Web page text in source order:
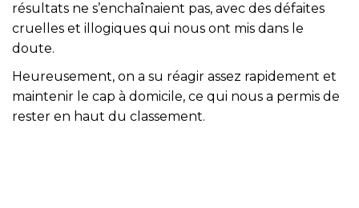
résultats ne s’enchaînaient pas, avec des défaites
cruelles et illogiques qui nous ont mis dans le
doute.
Heureusement, on a su réagir assez rapidement et
maintenir le cap à domicile, ce qui nous a permis de
rester en haut du classement.